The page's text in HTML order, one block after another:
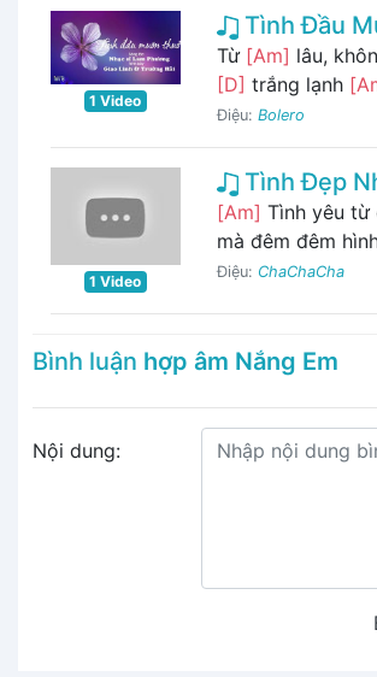
1 Video
Tình Đầu
Từ [Am] lâu,
[D] trắng lạnh
Điệu: Bolero
1 Video
Tình Đẹp
[Am] Tình yêu từ
mà đêm đêm
Điệu: ChaChaCha
Bình luận hợp âm Nắng Em
Nội dung: